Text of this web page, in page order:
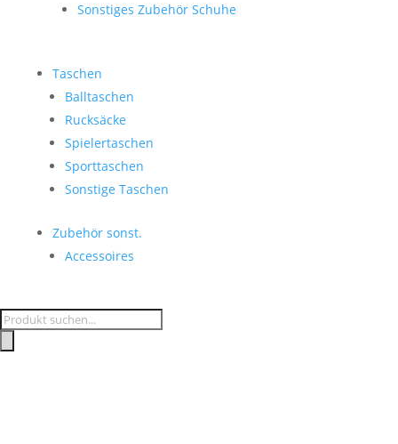
Sonstiges Zubehör Schuhe
Taschen
Balltaschen
Rucksäcke
Spielertaschen
Sporttaschen
Sonstige Taschen
Zubehör sonst.
Accessoires
Products